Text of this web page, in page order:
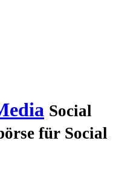
Social
für Social